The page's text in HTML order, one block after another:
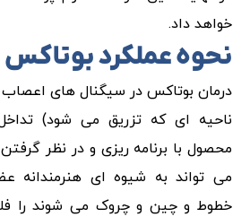
خواهد داد.
نحوه عملکرد بوتاکس
درمان بوتاکس در سیگنال های اعصاب
ناحیه ای که تزریق می شود)
محصول با برنامه ریزی و در نظر
می تواند به شیوه ای هنرمندانه
خطوط و چین و چروک می شوند را